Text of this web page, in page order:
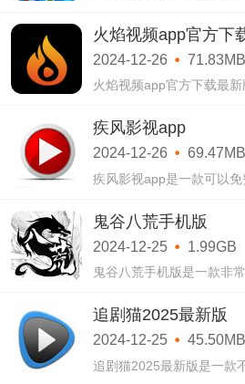
2024最新版游戏中给大家
景地图，你可以前往不同的
的极限!
火焰视频app官方下
2024-12-26 71.83MB
火焰视频app官方下载最
的视频资源，各种类型的影
以随便观看，每一种视频播
无限订
疾风影视app
2024-12-26 69.47MB
疾风影视app是一款可以免
看最新影视，软件内置多
担心看不到你想看的，大量
目全都
鬼谷八荒手机版
2024-12-25 1.99GB
鬼谷八荒手机版是一款非
戏中玩家可以体验的内容非
搭配，功法搭配，以及跟
追剧猫2025最新版
2024-12-25 45.50MB
追剧猫2025最新版是一款